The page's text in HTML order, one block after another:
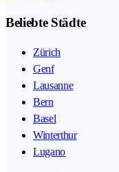
Beliebte Städte
Zürich
Genf
Lausanne
Bern
Basel
Winterthur
Lugano